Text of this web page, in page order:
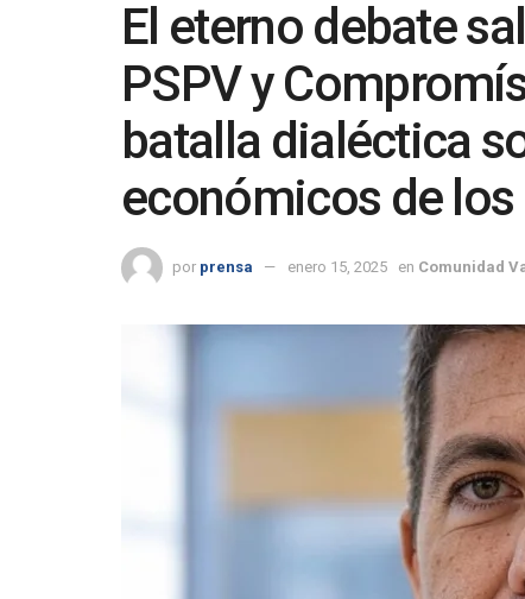
El eterno debate
PSPV y
batalla dialéctica
económicos de
por prensa enero 15, 2025 en Comunidad